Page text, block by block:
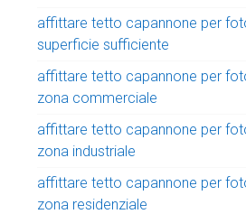
affittare tetto capannone per
superficie sufficiente
affittare tetto capannone per
zona commerciale
affittare tetto capannone per
zona industriale
affittare tetto capannone per
zona residenziale